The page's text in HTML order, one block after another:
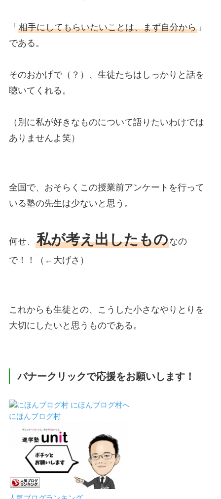
「 相手にしてもらいたいことは、まず自分から」
である。
そのおかげで（？）、生徒たちはしっかりと話を
聴いてくれる。
（別に私が好きなものについて語りたいわけでは
ありませんよ笑）
全国で、おそらくこの授業前アンケートを行って
いる塾の先生は少ないと思う。
何せ、 私が考え出したものなの
で！！（←大げさ）
これからも生徒との、こうした小さなやりとりを
大切にしたいと思うものである。
バナークリックで応援をお願いします！
にほんブログ村